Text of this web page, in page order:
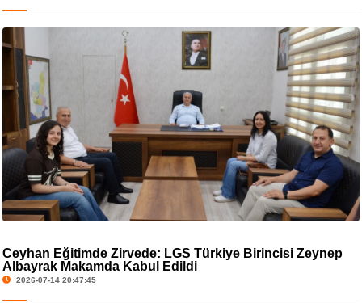
Ceyhan Eğitimde Zirvede: LGS Türkiye Birincisi Zeynep
Albayrak Makamda Kabul Edildi
2026-07-14 20:47:45